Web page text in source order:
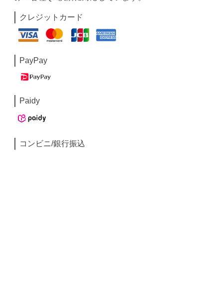
クレジットカード
PayPay
Paidy
コンビニ/銀行振込